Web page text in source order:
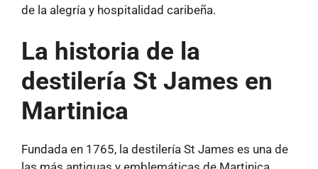
de la alegría y hospitalidad caribeña.
La historia de la
destilería St James en
Martinica
Fundada en 1765, la destilería St James es una de